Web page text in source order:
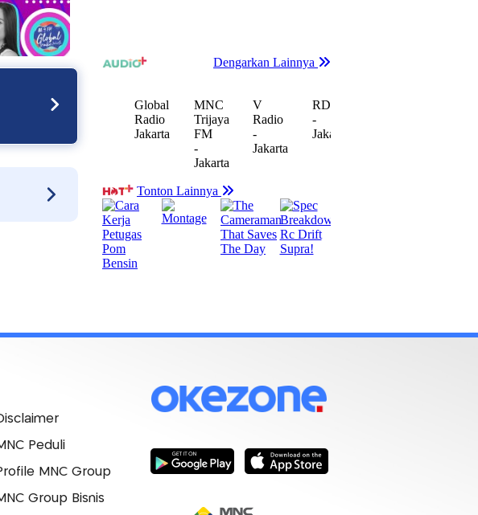
Peduli
MNC Group
Group Bisnis